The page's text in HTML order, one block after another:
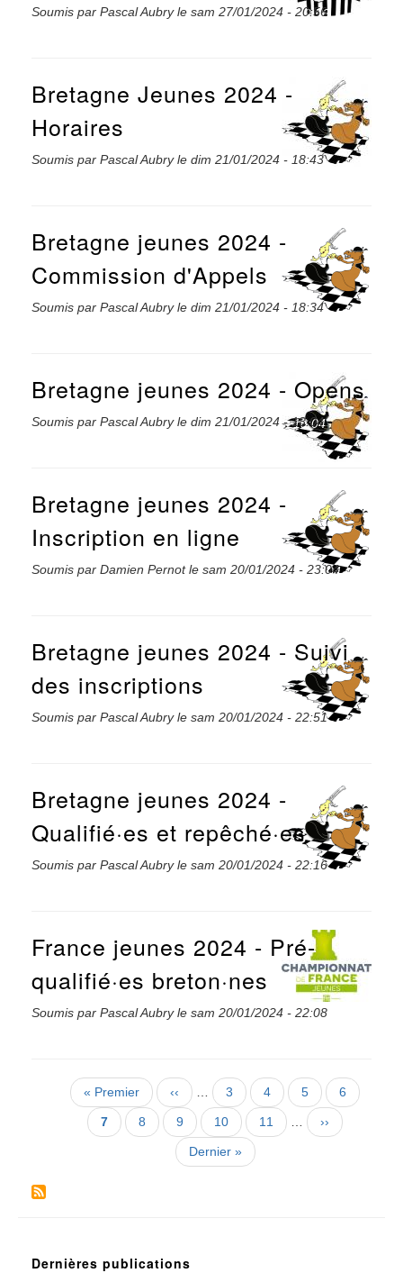
Soumis par Pascal Aubryle sam 27/01/2024 - 20:56
Bretagne Jeunes 2024 -
Horaires
Soumis par Pascal Aubryle dim 21/01/2024 - 18:43
Bretagne jeunes 2024 -
Commission d'Appels
Soumis par Pascal Aubryle dim 21/01/2024 - 18:34
Bretagne jeunes 2024 - Opens
Soumis par Pascal Aubryle dim 21/01/2024 - 18:04
Bretagne jeunes 2024 -
Inscription en ligne
Soumis par Damien Pernotle sam 20/01/2024 - 23:04
Bretagne jeunes 2024 - Suivi
des inscriptions
Soumis par Pascal Aubryle sam 20/01/2024 - 22:51
Bretagne jeunes 2024 -
Qualifié·es et repêché·es
Soumis par Pascal Aubryle sam 20/01/2024 - 22:16
France jeunes 2024 - Pré-
qualifié·es breton·nes
Soumis par Pascal Aubryle sam 20/01/2024 - 22:08
Pagination
Première
page
« Premier
Page
précédente
‹‹ Page
3 Page
4 Page
5 Page
6
Page
courante
7 Page
8 Page
9 Page
10 Page
11
Page
suivante
››
Dernière
page
Dernier »
Dernières publications